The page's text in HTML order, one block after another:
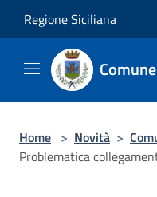
Regione Siciliana
Home > Novità >
Problematica